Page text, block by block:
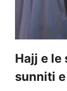
Hajj e le
sunniti